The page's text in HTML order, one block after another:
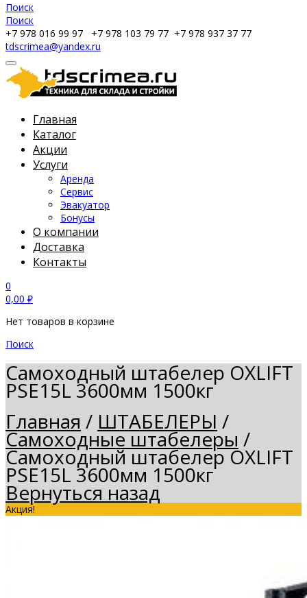
Поиск
Поиск
+7 978 016 99 97
+7 978 103 79 77 +7 978 937 37 77
tdscrimea@yandex.ru
Главная
Каталог
Акции
Услуги
Аренда
Сервис
Эвакуатор
Бонусы
О компании
Доставка
Контакты
0
0,00 ₽
Нет товаров в корзине
Поиск
Самоходный штабелер OXLIFT
PSE15L 3600мм 1500кг
Главная / ШТАБЕЛЕРЫ /
Самоходные штабелеры /
Самоходный штабелер OXLIFT
PSE15L 3600мм 1500кг
Вернуться назад
Акция!